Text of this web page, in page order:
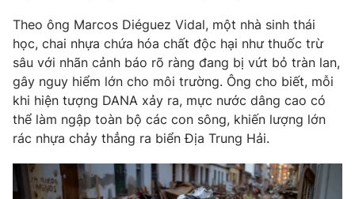
Giải sao mai
Sao
Làm đẹp
Chất lượng cuộc sống
Giáo dục
Tuyển sinh
Học trực tuyến
Công nghệ
Hitech Công nghệ tương lai
Sản phẩm
Tư vấn
Giao lưu trực tuyến
Theo ông Marcos Diéguez Vidal, một nhà sinh thái
học, chai nhựa chứa hóa chất độc hại như thuốc trừ
sâu với nhãn cảnh báo rõ ràng đang bị vứt bỏ tràn lan,
gây nguy hiểm lớn cho môi trường. Ông cho biết, mỗi
khi hiện tượng DANA xảy ra, mực nước dâng cao có
thể làm ngập toàn bộ các con sông, khiến lượng lớn
rác nhựa chảy thẳng ra biển Địa Trung Hải.